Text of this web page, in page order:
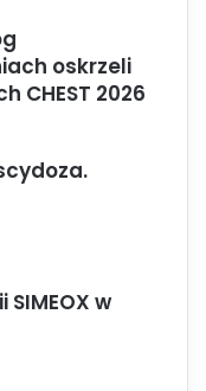
oskrzeli
CHEST 2026
w